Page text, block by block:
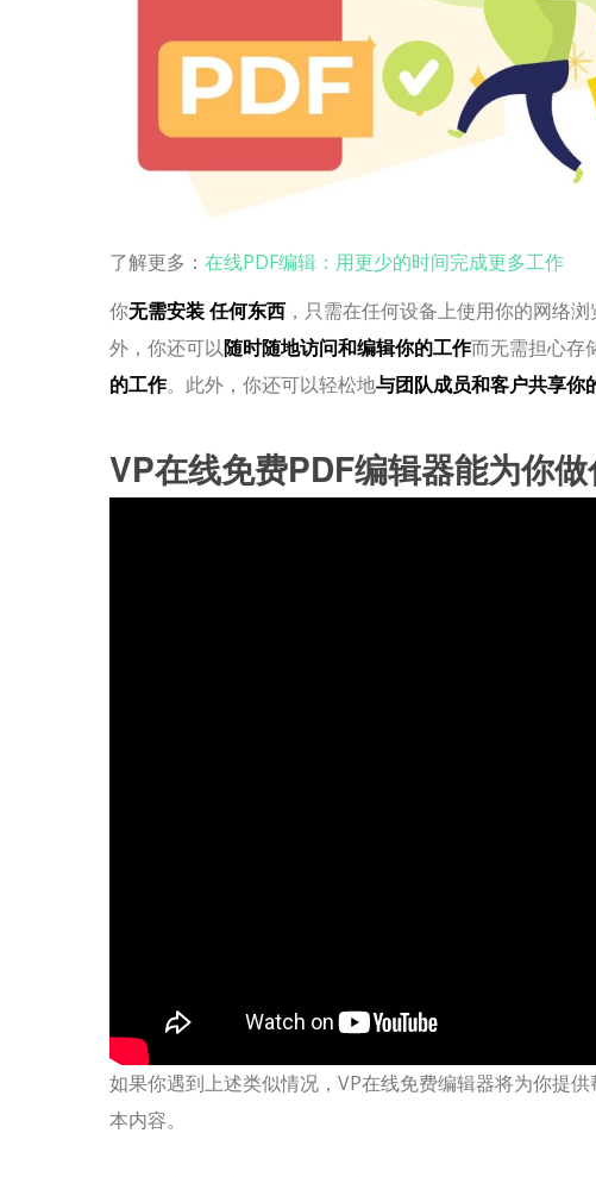
了解更多： 在线PDF编辑：用更少的时间完成更多工作
你无需安装任何东西 ，只需在任何设备上使用你的网络
外，你还可以随时随地访问和编辑你的工作而无需担心存
的工作。此外，你还可以轻松地与团队成员和客户共享你
VP在线免费PDF编辑器能为你
如果你遇到上述类似情况，VP在线免费编辑器将为你提
本内容。